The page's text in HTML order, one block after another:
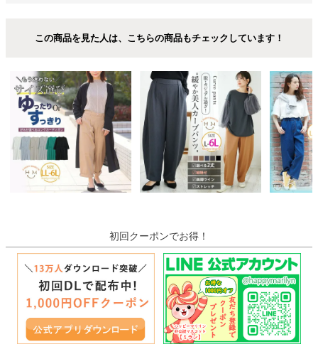
この商品を見た人は、こちらの商品もチェックしています！
初回クーポンでお得！